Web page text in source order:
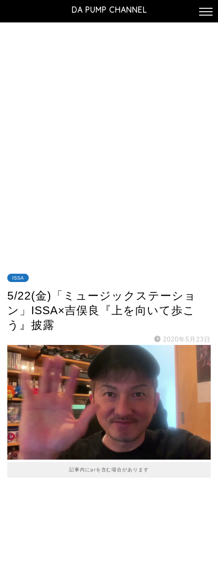
DA PUMP CHANNEL
ISSA
5/22(金)「ミュージックステーショ
ン」ISSA×吉俣良『上を向いて歩こ
う』披露
2020年5月23日
記事内にprを含む場合があります